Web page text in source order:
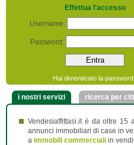
Effettua l'accesso
Username:
Password:
Hai dimenticato la
i nostri servizi ricerca per
Vendesiaffittasi.it è da oltre 15
annunci immobiliari di case in
a immobili commerciali in